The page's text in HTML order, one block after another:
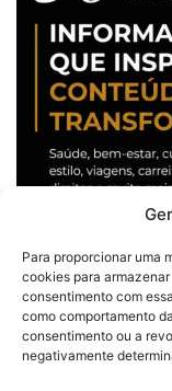
Para proporcionar uma
cookies para
consentimento com
como comportamento
consentimento ou a
negativamente